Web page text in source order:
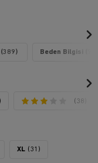
Beden Bilgisi (91)
(38)
XL (31)